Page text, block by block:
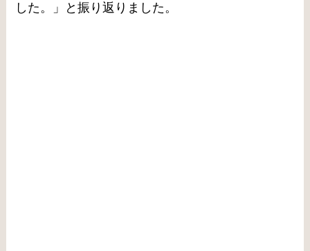
した。」と振り返りました。